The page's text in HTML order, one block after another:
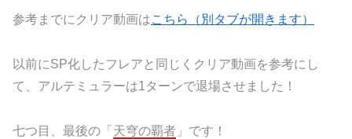
参考までにクリア動画はこちら（別タブが開きます）
以前にSP化したフレアと同じくクリア動画を参考にし
て、アルテミュラーは1ターンで退場させました！
七つ目、最後の「 天穹の覇者 」です！